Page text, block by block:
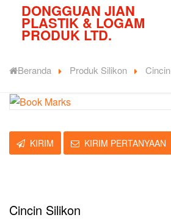
DONGGUAN JIAN
PLASTIK & LOGAM
PRODUK LTD.
Beranda Produk Silikon
KIRIM KIRIM PERTANYAAN
Cincin Silikon